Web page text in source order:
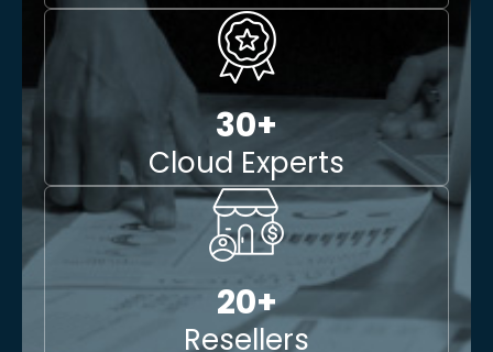
Cloud Experts
30+
Resellers
20+